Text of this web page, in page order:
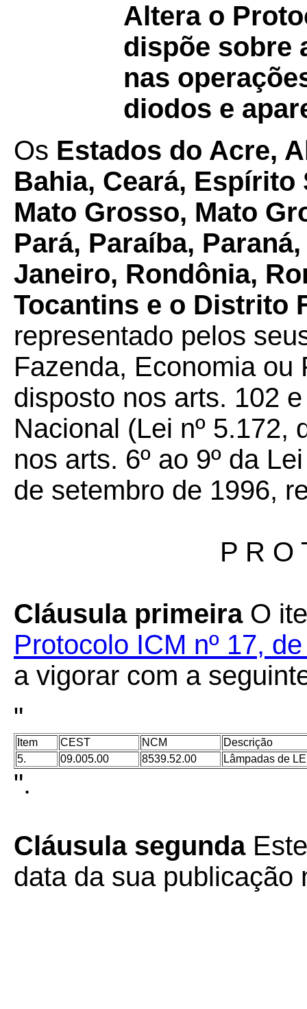
Altera o
dispõe sobre
nas
diodos e
Os Estados do Acre,
Bahia, Ceará, Espírito
Mato Grosso, Mato
Pará, Paraíba,
Janeiro, Rondônia,
Tocantins e o Distrito
representado pelos
Fazenda, Economia ou
disposto nos arts. 102
Nacional (Lei nº 5.172,
nos arts. 6º ao 9º da
de setembro de 1996,
P R O
Cláusula primeiraO
Protocolo ICM nº 17,
a vigorar com a
"
Item CEST NCM
Descrição
5.
09.005.00 8539.52.00 Lâmpadas de
".
Cláusula segunda
data da sua publicação